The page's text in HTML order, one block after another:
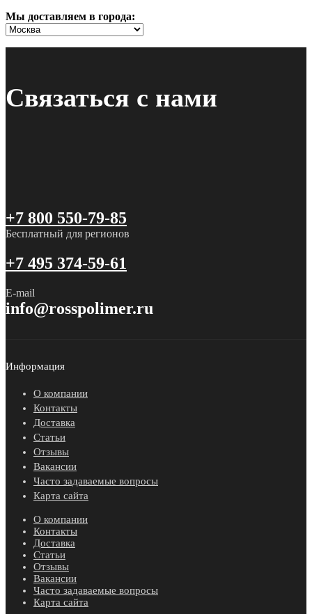
Мы доставляем в города:
Связаться с нами
+7 800 550-79-85
Бесплатный для регионов
+7 495 374-59-61
E-mail
info@rosspolimer.ru
Информация
О компании
Контакты
Доставка
Статьи
Отзывы
Вакансии
Часто задаваемые вопросы
Карта сайта
О компании
Контакты
Доставка
Статьи
Отзывы
Вакансии
Часто задаваемые вопросы
Карта сайта